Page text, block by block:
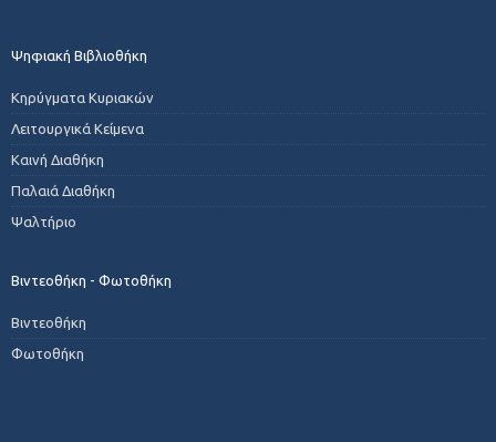
Ψηφιακή Βιβλιοθήκη
Κηρύγματα Κυριακών
Λειτουργικά Κείμενα
Καινή Διαθήκη
Παλαιά Διαθήκη
Ψαλτήριο
Βιντεοθήκη - Φωτοθήκη
Βιντεοθήκη
Φωτοθήκη